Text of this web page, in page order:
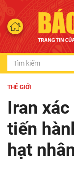
THẾ GIỚI
Iran
tiến
hạt